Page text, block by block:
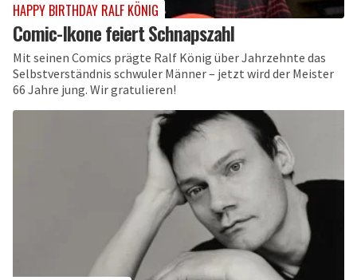
HAPPY BIRTHDAY RALF KÖNIG
Comic-Ikone feiert Schnapszahl
Mit seinen Comics prägte Ralf König über Jahrzehnte das
Selbstverständnis schwuler Männer – jetzt wird der Meister
66 Jahre jung. Wir gratulieren!